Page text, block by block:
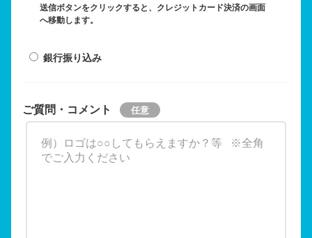
送信ボタンをクリックすると、クレジットカード決済の画面
へ移動します。
銀行振り込み
ご質問・コメント